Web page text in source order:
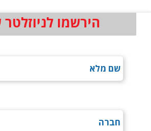
הירשמו לניוזלטר